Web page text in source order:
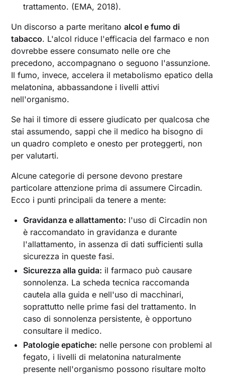
trattamento. (EMA, 2018).
Un discorso a parte meritanoalcol e fumo di
tabacco. L'alcol riduce l'efficacia del farmaco e non
dovrebbe essere consumato nelle ore che
precedono, accompagnano o seguono l'assunzione.
Il fumo, invece, accelera il metabolismo epatico della
melatonina, abbassandone i livelli attivi
nell'organismo.
Se hai il timore di essere giudicato per qualcosa che
stai assumendo, sappi che il medico ha bisogno di
un quadro completo e onesto per proteggerti, non
per valutarti.
Alcune categorie di persone devono prestare
particolare attenzione prima di assumere Circadin.
Ecco i punti principali da tenere a mente:
Gravidanza e allattamento: l'uso di Circadin non
è raccomandato in gravidanza e durante
l'allattamento, in assenza di dati sufficienti sulla
sicurezza in queste fasi.
Sicurezza alla guida: il farmaco può causare
sonnolenza. La scheda tecnica raccomanda
cautela alla guida e nell'uso di macchinari,
soprattutto nelle prime fasi del trattamento. In
caso di sonnolenza persistente, è opportuno
consultare il medico.
Patologie epatiche: nelle persone con problemi al
fegato, i livelli di melatonina naturalmente
presente nell'organismo possono risultare molto